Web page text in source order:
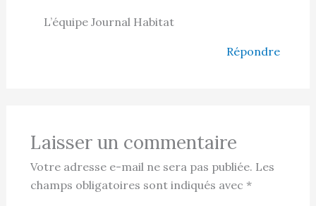
L’équipe Journal Habitat
Répondre
Laisser un commentaire
Votre adresse e-mail ne sera pas publiée. Les
champs obligatoires sont indiqués avec *